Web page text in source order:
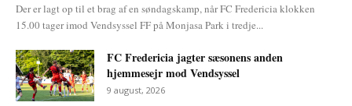
Der er lagt op til et brag af en søndagskamp, når FC Fredericia klokken
15.00 tager imod Vendsyssel FF på Monjasa Park i tredje...
FC Fredericia jagter sæsonens anden
hjemmesejr mod Vendsyssel
9 august, 2026